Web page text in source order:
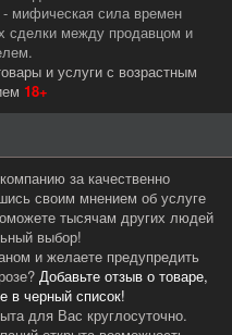
мифическая сила времен
сделки между продавцом и
и услуги с возрастным
18+
за качественно
своим мнением об услуге
тысячам других людей
выбор!
и желаете предупредить
Добавьте отзыв о товаре,
в черный список!
для Вас круглосуточно.